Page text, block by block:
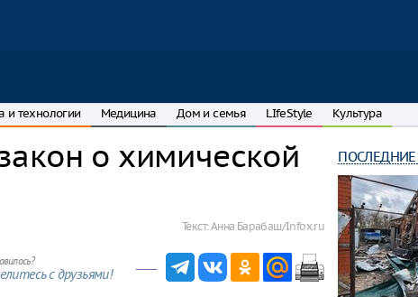
и технологии Медицина Дом и семья LIfeStyle Культура
о химической
Текст:Анна Барабаш/Infox.ru
с друзьями!